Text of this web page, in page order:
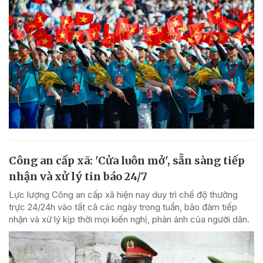
Công an cấp xã: 'Cửa luôn mở', sẵn sàng tiếp
nhận và xử lý tin báo 24/7
Lực lượng Công an cấp xã hiện nay duy trì chế độ thường
trực 24/24h vào tất cả các ngày trong tuần, bảo đảm tiếp
nhận và xử lý kịp thời mọi kiến nghị, phản ánh của người dân.